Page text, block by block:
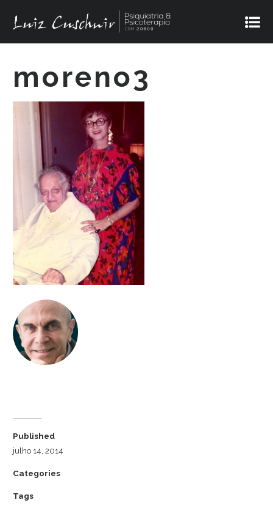
moreno3
Published
julho 14, 2014
Categories
Tags